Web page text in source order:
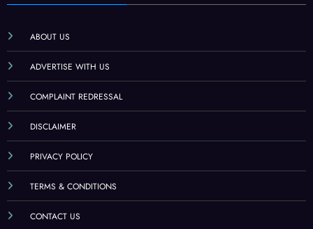
ABOUT US
ADVERTISE WITH US
COMPLAINT REDRESSAL
DISCLAIMER
PRIVACY POLICY
TERMS & CONDITIONS
CONTACT US